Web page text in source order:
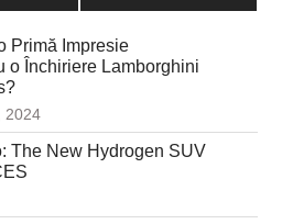
Primă Impresie
o Închiriere Lamborghini
2024
The New Hydrogen SUV